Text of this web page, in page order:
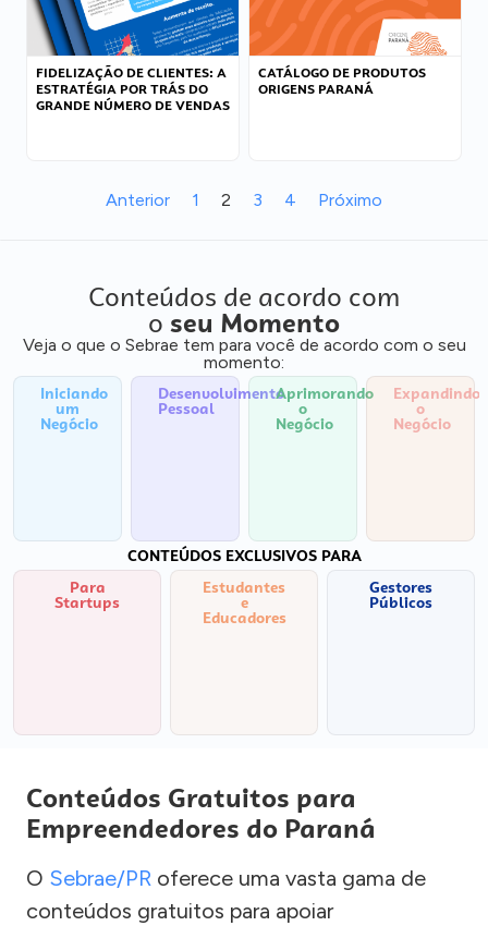
FIDELIZAÇÃO DE CLIENTES: A
ESTRATÉGIA POR TRÁS DO
GRANDE NÚMERO DE VENDAS
CATÁLOGO DE PRODUTOS
ORIGENS PARANÁ
Anterior 1 2 3 4 Próximo
Conteúdos de acordo com
o seu Momento
Veja o que o Sebrae tem para você de acordo com o seu
momento:
Iniciando
um
Negócio
Desenvolvimento
Pessoal
Aprimorando
o
Negócio
Expandindo
o
Negócio
CONTEÚDOS EXCLUSIVOS PARA
Para
Startups
Estudantes
e
Educadores
Gestores
Públicos
Conteúdos Gratuitos para
Empreendedores do Paraná
O Sebrae/PR oferece uma vasta gama de
conteúdos gratuitos para apoiar